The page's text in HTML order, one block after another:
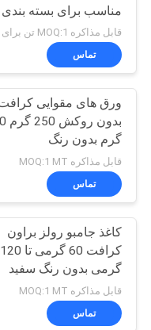
مناسب برای بسته بندی
میان وعده ها
تماس
ورق های مقوایی
گرم بدون رنگ
قابل مذاکره MOQ:1 MT
تماس
کاغذ جامبو رولز براون
کرافت 60 گرمی تا 120
گرمی بدون رنگ سفید
برای پاکت
قابل مذاکره MOQ:1 MT
تماس